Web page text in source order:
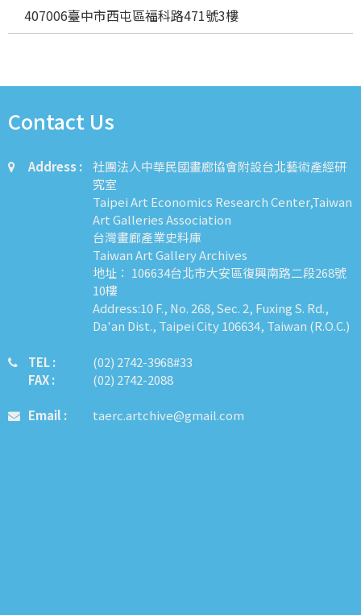
407006臺中市西屯區福科路471號3樓
Contact Us
Address :
社團法人中華民國畫廊協會附設台北藝術產經研
究室
Taipei Art Economics Research Center,Taiwan
Art Galleries Association
台灣畫廊產業史料庫
Taiwan Art Gallery Archives
地址： 106634台北市大安區復興南路二段268號
10樓
Address:10 F., No. 268, Sec. 2, Fuxing S. Rd.,
Da'an Dist., Taipei City 106634, Taiwan (R.O.C.)
TEL :
FAX :
​​​​(02) 2742-3968#33
(02) 2742-2088
Email : taerc.artchive@gmail.com